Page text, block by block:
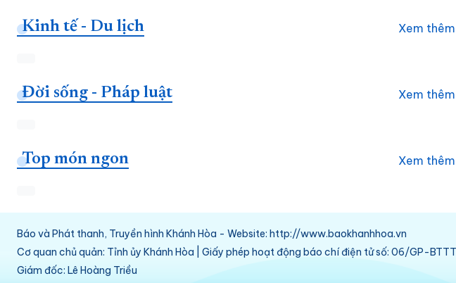
Kinh tế - Du lịch Xem thêm
Đời sống - Pháp luật Xem thêm
Top món ngon Xem thêm
Báo và Phát thanh, Truyền hình Khánh Hòa - Website: http://www.baokhanhhoa.vn
Cơ quan chủ quản: Tỉnh ủy Khánh Hòa | Giấy phép hoạt động báo chí điện tử số: 06/GP-
Giám đốc: Lê Hoàng Triều